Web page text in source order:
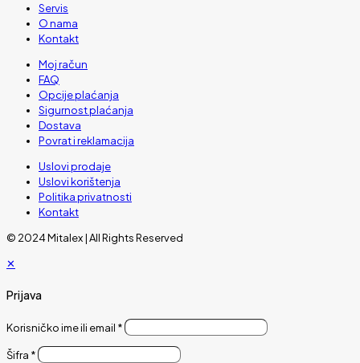
Servis
O nama
Kontakt
Moj račun
FAQ
Opcije plaćanja
Sigurnost plaćanja
Dostava
Povrat i reklamacija
Uslovi prodaje
Uslovi korištenja
Politika privatnosti
Kontakt
© 2024 Mitalex | All Rights Reserved
✕
Prijava
Korisničko ime ili email *
Šifra *